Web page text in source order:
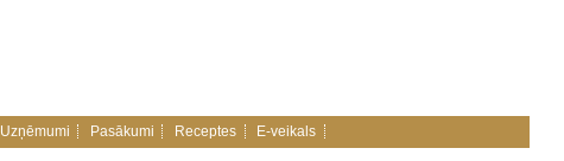
Uzņēmumi Pasākumi Receptes E-veikals